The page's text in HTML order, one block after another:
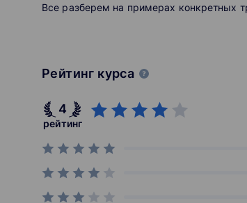
Все разберем на примерах конкретных
Рейтинг курса
4
рейтинг